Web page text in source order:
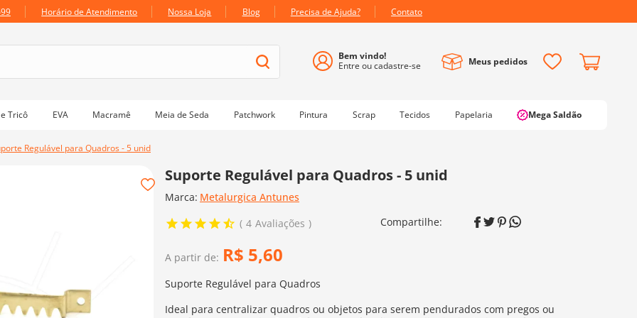
Horário de Atendimento Nossa Loja Blog Precisa de Ajuda? Contato
Meus pedidos
Tricô EVA Macramê Meia de Seda Patchwork Pintura Scrap Tecidos Papelaria Mega Saldão
Regulável para Quadros - 5 unid
Suporte Regulável para Quadros - 5 unid
Marca: Metalurgica Antunes
4 Avaliações
A partir de: R$ 5,60
Suporte Regulável para Quadros
Ideal para centralizar quadros ou objetos para serem pendurados com pregos ou